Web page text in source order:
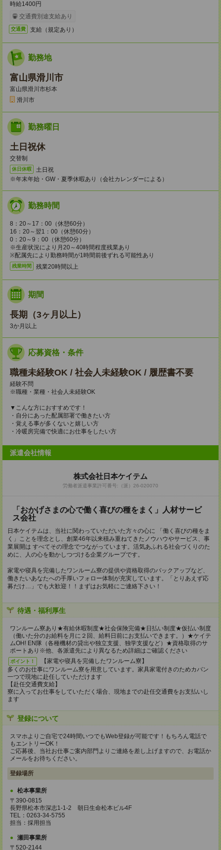
時給1400円
交通費別途支給あり
交通費 支給（規定あり）
勤務地
富山県滑川市
富山県滑川市杉本
滑川市
勤務曜日
土日祝休
交替制
休日休暇
土日祝
※年末年始・GW・夏季休暇あり（会社カレンダーによる）
勤務時間
8：20～17：00（休憩60分）
16：20～翌1：00（休憩60分）
0：20～9：00（休憩60分）
※生産状況により月20～40時間程度残業あり
※配属先により勤務時間が1時間前後ずれる可能性あり
残業時間 残業20時間以上
期間
長期（3ヶ月以上）
3か月以上
応募資格・条件
職種未経験OK / 社会人未経験OK / 履歴書不要
経験不問
※職種・業種・社会人未経験OK
▼こんな方におすすめです！
・自分にあった配属部署で働きたい方
・覚える事が多くないと嬉しい方
・冷暖房完備で快適にお仕事をしたい方
派遣会社情報
株式会社日本ケイテム
労働者派遣事業許可番号:（派）26-020070
「おかげさまの心で働く喜びの種をまく」人材サービ
ス会社
日本ケイテムは、当社に関わっていただいた方々の心に 「働く喜びの種をま
く」ことを理念とし、創業46年以来積み重ねてきたノウハウやサービス、事
業展開は すべてその理念でつながっています。活気あふれる社会づくりのた
めに、人の心を動かしつづける企業グループです。
家電や寝具を完備したワンルーム寮の提供や資格取得のバックアップなど、
働きたいあなたへの手厚いフォロー体制が充実しています。「とりあえず応
募だけ…」でも大歓迎！！まずはお気軽にご連絡下さい！
待遇・福利厚生
ワンルーム寮あり★有給休暇制度★社会保険完備★日払い制度★仮払い制度
（働いた分のお給料を月に２回、給料日前にお支払いできます。）★ケイテ
ムOH! EN隊（各種機材の貸出や独立支援、独学支援など）★資格取得のサ
ポートあり※他、各派遣先により異なるため詳細はご確認ください
ポイント！
【家電や寝具を完備したワンルーム寮】
多くのお仕事にワンルーム寮を用意しています。家具家電付きのためカバン
一つで現地に赴任していただけます
【赴任交通費支給】
寮に入ってお仕事をしていただく場合、現地までの赴任交通費をお支払いし
ます
登録について
スマホよりご自宅で24時間いつでもWeb登録が可能です！もちろん電話で
もエントリーOK！
ご応募後、当社お仕事ご案内部門よりご連絡を差し上げますので、お電話か
メールをお待ちください。
登録場所
松本事業所
〒390-0815
長野県松本市深志1-1-2 朝日生命松本ビル4F
TEL：0263-34-5755
担当：採用担当
瀬田事業所
〒520-2144